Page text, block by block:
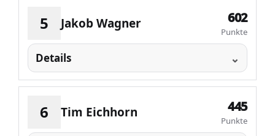
5 Jakob Wagner 602
Punkte
Details
6 Tim Eichhorn 445
Punkte